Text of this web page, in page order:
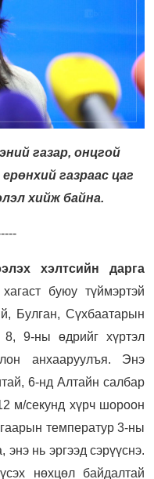
газар, онцгой
газраас цаг
хийж байна.
хэлтсийн дарга
буюу түймэртэй
Булган, Сүхбаатарын
8, 9-ны өдрийг хүртэл
анхааруулъя. Энэ
6-нд Алтайн салбар
м/секунд хүрч шороон
температур 3-ны
нь эргээд сэрүүснэ.
нөхцөл байдалтай